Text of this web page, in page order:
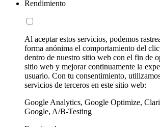
Rendimiento
Al aceptar estos servicios, podemos
forma anónima el comportamiento del
dentro de nuestro sitio web con el fin de
sitio web y mejorar continuamente la
usuario. Con tu consentimiento,
servicios de terceros en este sitio web:
Google Analytics, Google Optimize,
Google, A/B-Testing